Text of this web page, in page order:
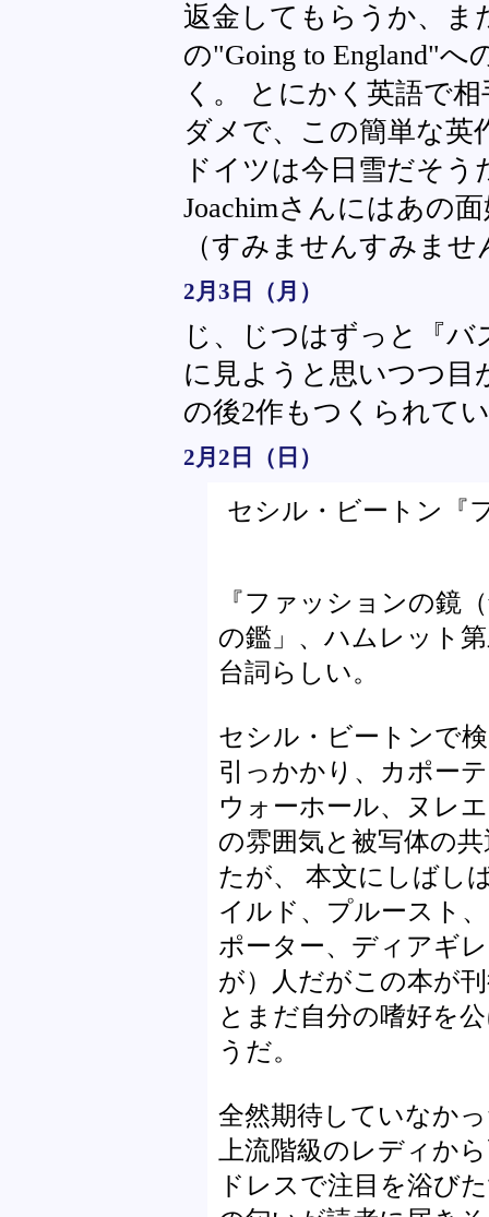
返金してもらうか、ま
の"Going to England"
く。 とにかく英語で
ダメで、この簡単な英
ドイツは今日雪だそ
Joachimさんにはあの
（すみませんすみませ
2月3日（月）
じ、じつはずっと『
に見ようと思いつつ
の後2作もつくられて
2月2日（日）
セシル・ビートン『
『ファッションの鏡
の鑑」、ハムレット
台詞らしい。
セシル・ビートンで
引っかかり、カポー
ウォーホール、ヌレ
の雰囲気と被写体の
たが、 本文にしばし
イルド、プルースト
ポーター、ディアギ
が）人だがこの本が
とまだ自分の嗜好を
うだ。
全然期待していなか
上流階級のレディか
ドレスで注目を浴び